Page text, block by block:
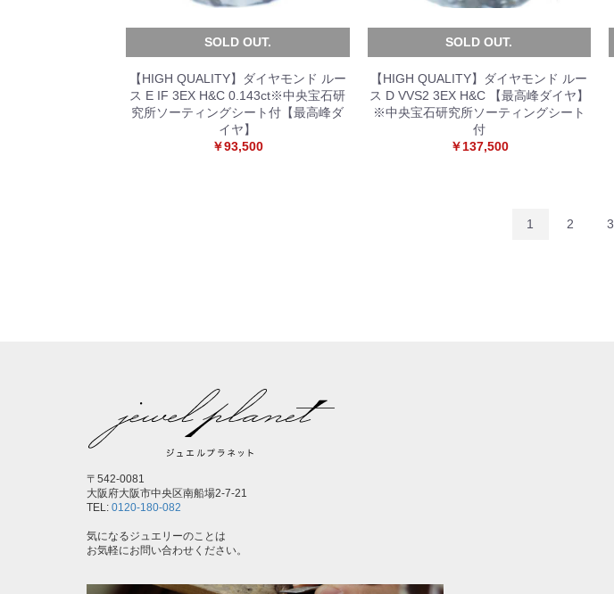
SOLD OUT.
【HIGH QUALITY】ダイヤモンド ルー
ス E IF 3EX H&C 0.143ct※中央宝石研
究所ソーティングシート付【最高峰ダ
イヤ】
￥93,500
SOLD OUT.
【HIGH QUALITY】ダイヤモンド ルー
ス D VVS2 3EX H&C 【最高峰ダイヤ】
※中央宝石研究所ソーティングシート
付
￥137,500
1 2 3
〒542-0081
大阪府大阪市中央区南船場2-7-21
TEL: 0120-180-082
気になるジュエリーのことは
お気軽にお問い合わせください。